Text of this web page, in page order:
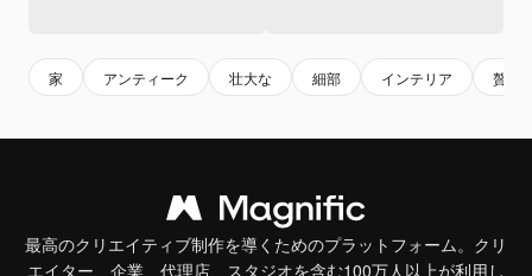
家 アンティーク 壮大な 細部 インテリア 贅沢
最高のクリエイティブ制作を導くためのプラットフォーム。クリ
エイター、企業、代理店、スタジオを含む100万人以上が利用し